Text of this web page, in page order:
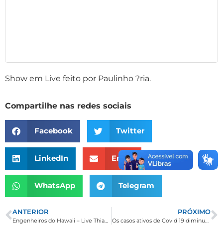
Show em Live feito por Paulinho ?ria.
Compartilhe nas redes sociais
Facebook Twitter
LinkedIn Email
WhatsApp Telegram
ANTERIOR PRÓXIMO
Os casos ativos de Covid 19 diminuem para 12